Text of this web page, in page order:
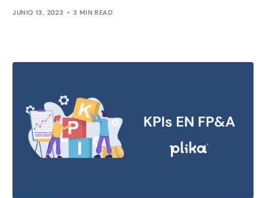
JUNIO 13, 2023 3 MIN READ